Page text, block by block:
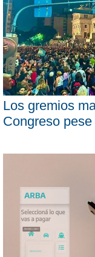
Los gremios
Congreso